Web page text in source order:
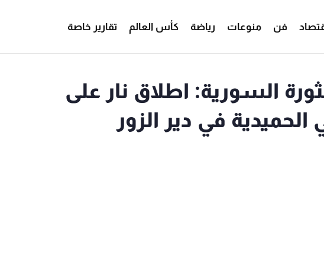
فن منوعات رياضة كأس العالم تقارير خاصة
السورية: اطلاق نار على
في دير الزور